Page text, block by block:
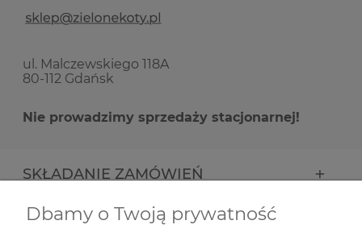
ul. Malczewskiego 118A
80-112 Gdańsk
Nie prowadzimy sprzedaży stacjonarnej!
SKŁADANIE ZAMÓWIEŃ
INFORMACJE
Dbamy o Twoją prywatność